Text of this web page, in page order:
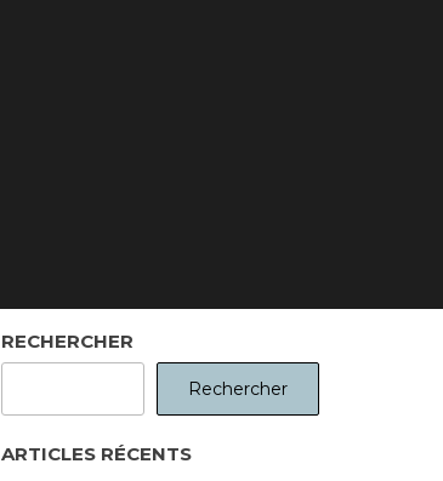
RECHERCHER
Rechercher
ARTICLES RÉCENTS